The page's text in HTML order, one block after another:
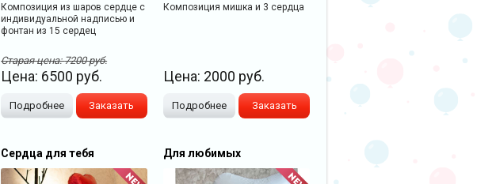
Композиция из шаров сердце с
индивидуальной надписью и
фонтан из 15 сердец
Старая цена:7200руб.
Цена: 6500 руб.
Подробнее Заказать
Композиция мишка и 3 сердца
Цена: 2000 руб.
Подробнее Заказать
Сердца для тебя Для любимых